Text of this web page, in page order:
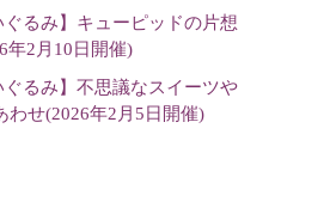
ぐるみ】キューピッドの片想
2月10日開催)
ぐるみ】不思議なスイーツや
わせ(2026年2月5日開催)